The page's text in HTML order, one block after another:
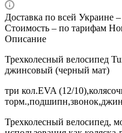
Доставка по всей Украине
Стоимость – по тарифам
Описание
Трехколесный велосипед
джинсовый (черный мат)
три кол.EVA (12/
Трехколесный велосипед,